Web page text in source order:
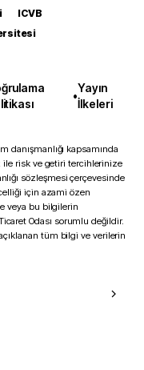
ICVB
•
Yayın
İlkeleri
danışmanlığı kapsamında
ile risk ve getiri tercihlerinize
sözleşmesi çerçevesinde
için azami özen
veya bu bilgilerin
Odası sorumlu değildir.
tüm bilgi ve verilerin